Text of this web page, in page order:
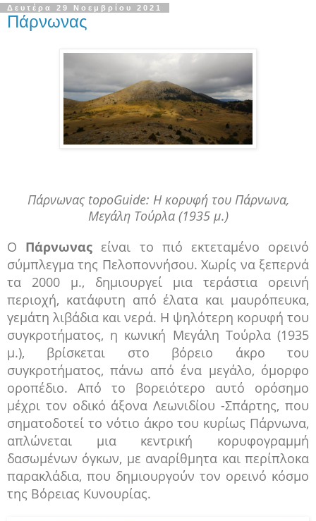
Δευτέρα 29 Νοεμβρίου 2021
Πάρνωνας
Πάρνωνας topoGuide: Η κορυφή του Πάρνωνα,
Μεγάλη Τούρλα (1935 μ.)
Ο Πάρνωνας είναι το πιό εκτεταμένο ορεινό
σύμπλεγμα της Πελοποννήσου. Χωρίς να ξεπερνά
τα 2000 μ., δημιουργεί μια τεράστια ορεινή
περιοχή, κατάφυτη από έλατα και μαυρόπευκα,
γεμάτη λιβάδια και νερά. Η ψηλότερη κορυφή του
συγκροτήματος, η κωνική Μεγάλη Τούρλα (1935
μ.), βρίσκεται στο βόρειο άκρο του
συγκροτήματος, πάνω από ένα μεγάλο, όμορφο
οροπέδιο. Από το βορειότερο αυτό ορόσημο
μέχρι τον οδικό άξονα Λεωνιδίου -Σπάρτης, που
σηματοδοτεί το νότιο άκρο του κυρίως Πάρνωνα,
απλώνεται μια κεντρική κορυφογραμμή
δασωμένων όγκων, με αναρίθμητα και περίπλοκα
παρακλάδια, που δημιουργούν τον ορεινό κόσμο
της Βόρειας Κυνουρίας.